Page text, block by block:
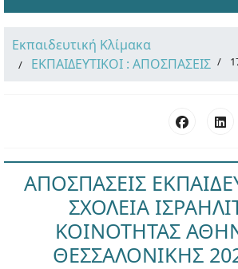
Εκπαιδευτική Κλίμακα
ΕΚΠΑΙΔΕΥΤΙΚΟΙ : ΑΠΟΣΠΑΣΕΙΣ
ΑΠΟΣΠΑΣΕΙΣ
ΣΧΟΛΕΙΑ
ΚΟΙΝΟΤΗΤΑΣ
ΘΕΣΣΑΛΟΝΙΚΗΣ